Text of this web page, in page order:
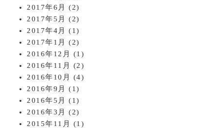
2017年6月
(2)
2017年5月
(2)
2017年4月
(1)
2017年1月
(2)
2016年12月
(1)
2016年11月
(2)
2016年10月
(4)
2016年9月
(1)
2016年5月
(1)
2016年3月
(2)
2015年11月
(1)